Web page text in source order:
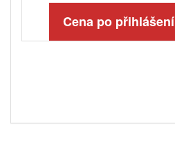
Cena po přihlášení